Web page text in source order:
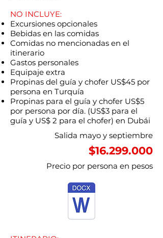
NO INCLUYE:
Excursiones opcionales
Bebidas en las comidas
Comidas no mencionadas en el
itinerario
Gastos personales
Equipaje extra
Propinas del guía y chofer US$45 por
persona en Turquía
Propinas para el guía y chofer US$5
por persona por día. (US$3 para el
guía y US$ 2 para el chofer) en Dubái
Salida mayo y septiembre
$16.299.000
Precio por persona en pesos